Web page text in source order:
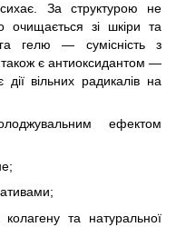
За структурою не
очищається зі шкіри та
гелю — сумісність з
є антиоксидантом —
вільних радикалів на
ефектом
та натуральної